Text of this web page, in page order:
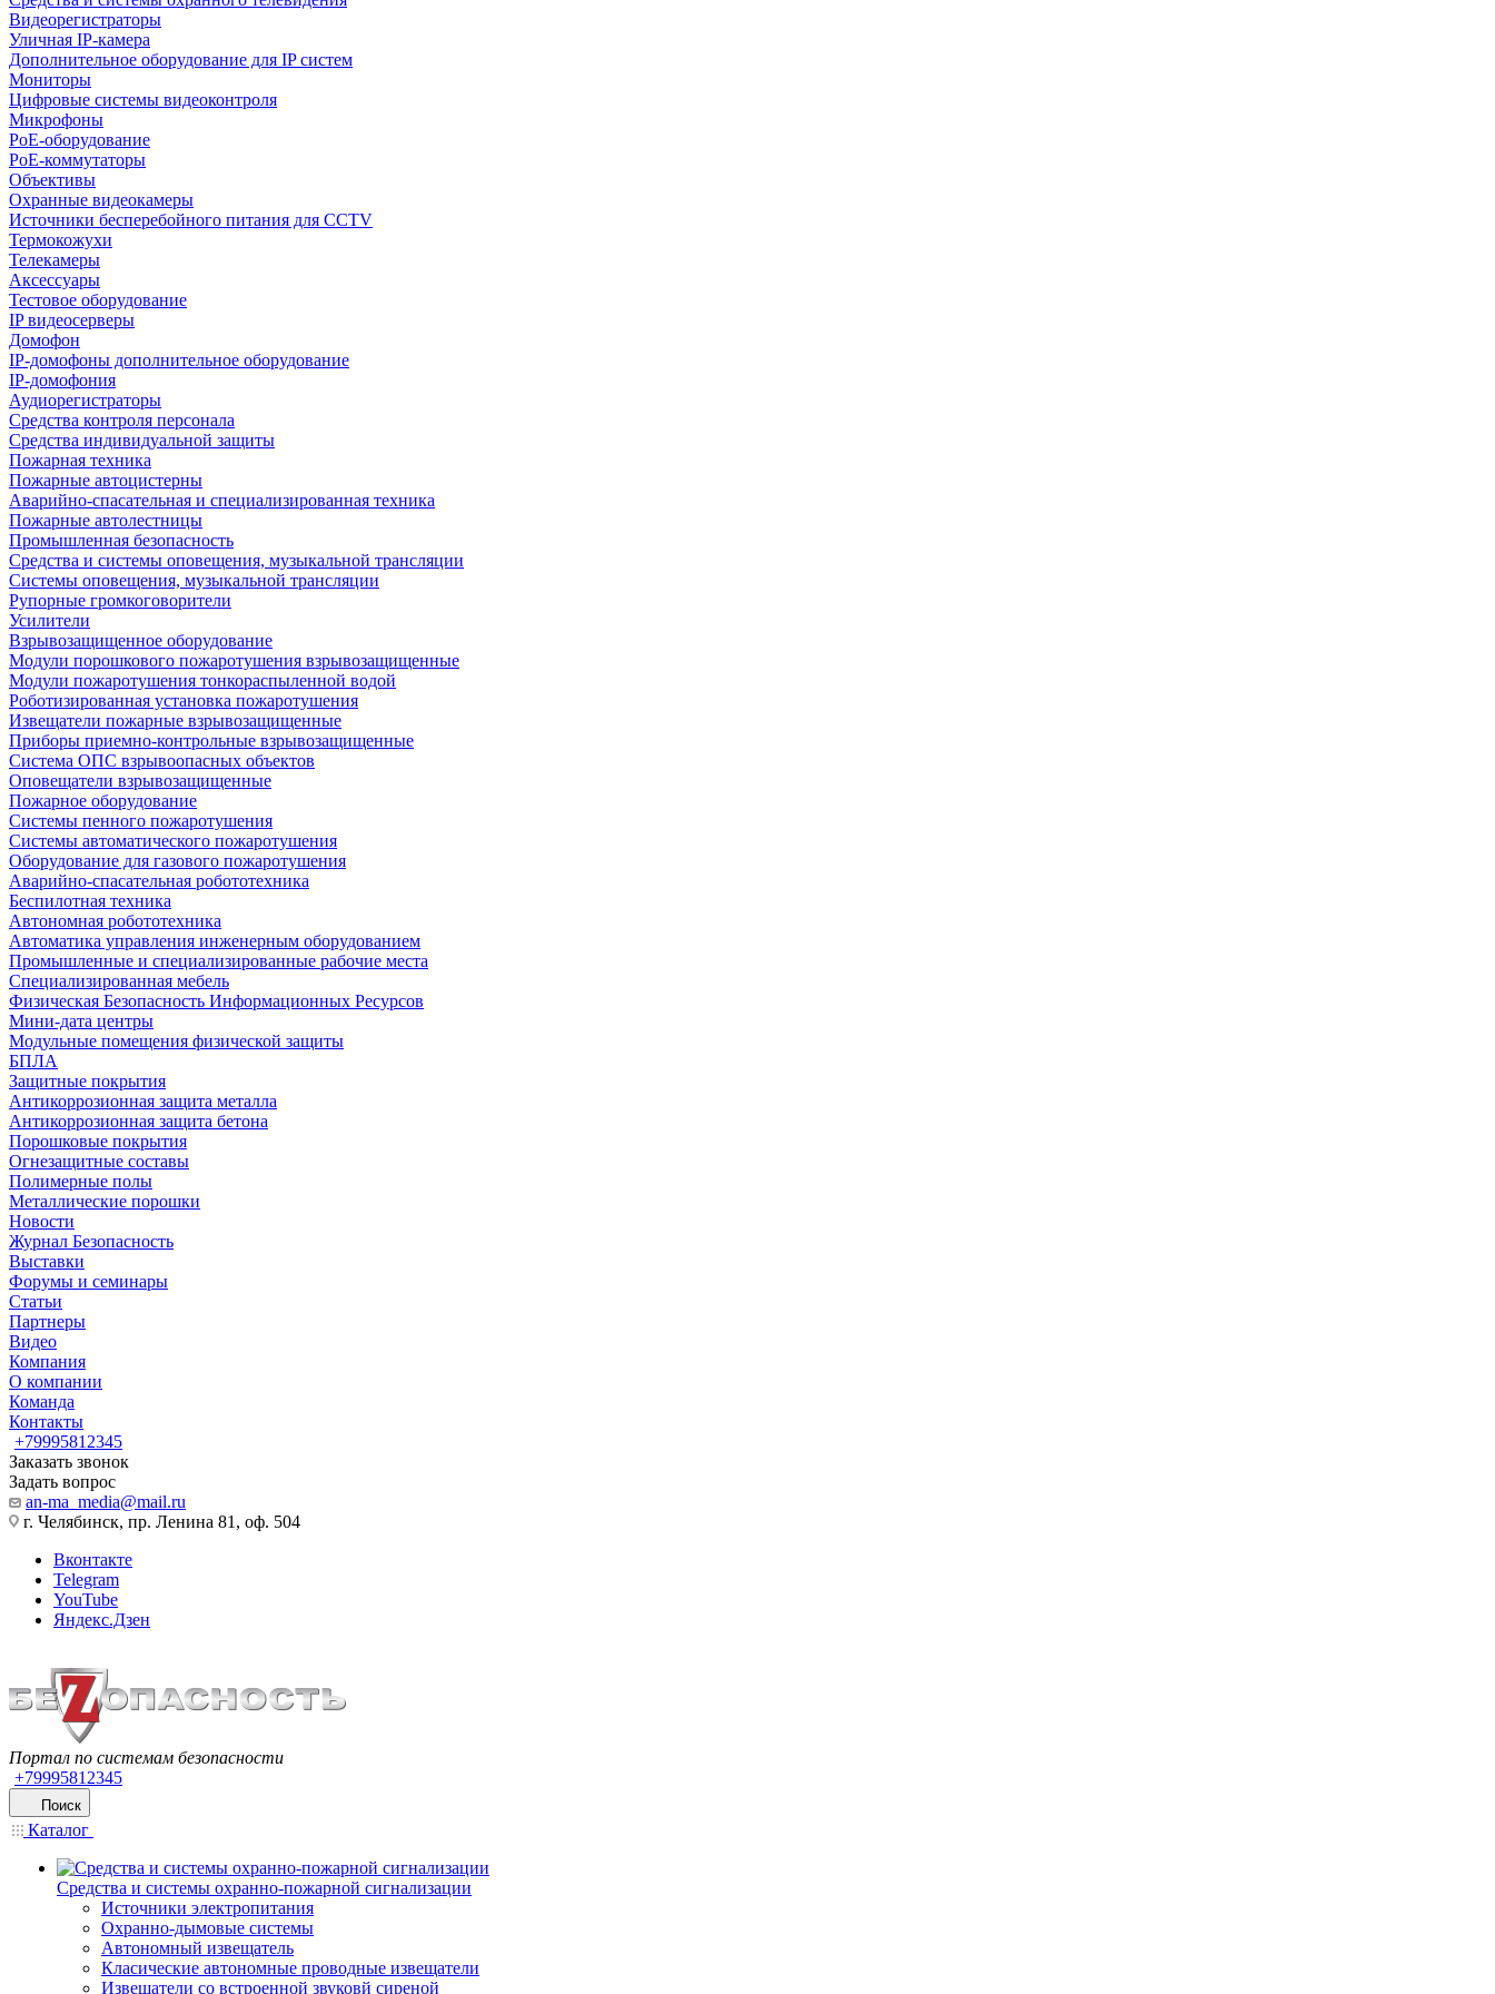
Видеорегистраторы
Уличная IP-камера
Дополнительное оборудование для IP систем
Мониторы
Цифровые системы видеоконтроля
Микрофоны
PoE-оборудование
PoE-коммутаторы
Объективы
Охранные видеокамеры
Источники бесперебойного питания для CCTV
Термокожухи
Телекамеры
Аксессуары
Тестовое оборудование
IP видеосерверы
Домофон
IP-домофоны дополнительное оборудование
IP-домофония
Аудиорегистраторы
Средства контроля персонала
Средства индивидуальной защиты
Пожарная техника
Пожарные автоцистерны
Аварийно-спасательная и специализированная техника
Пожарные автолестницы
Промышленная безопасность
Средства и системы оповещения, музыкальной трансляции
Системы оповещения, музыкальной трансляции
Рупорные громкоговорители
Усилители
Взрывозащищенное оборудование
Модули порошкового пожаротушения взрывозащищенные
Модули пожаротушения тонкораспыленной водой
Роботизированная установка пожаротушения
Извещатели пожарные взрывозащищенные
Приборы приемно-контрольные взрывозащищенные
Система ОПС взрывоопасных объектов
Оповещатели взрывозащищенные
Пожарное оборудование
Системы пенного пожаротушения
Системы автоматического пожаротушения
Оборудование для газового пожаротушения
Аварийно-спасательная робототехника
Беспилотная техника
Автономная робототехника
Автоматика управления инженерным оборудованием
Промышленные и специализированные рабочие места
Специализированная мебель
Физическая Безопасность Информационных Ресурсов
Мини-дата центры
Модульные помещения физической защиты
БПЛА
Защитные покрытия
Антикоррозионная защита металла
Антикоррозионная защита бетона
Порошковые покрытия
Огнезащитные составы
Полимерные полы
Металлические порошки
Новости
Журнал Безопасность
Выставки
Форумы и семинары
Статьи
Партнеры
Видео
Компания
О компании
Команда
Контакты
+79995812345
Заказать звонок
Задать вопрос
an-ma_media@mail.ru
г. Челябинск, пр. Ленина 81, оф. 504
Вконтакте
Telegram
YouTube
Яндекс.Дзен
Портал по системам безопасности
+79995812345
Поиск
Каталог
Средства и системы охранно-пожарной сигнализации
Источники электропитания
Охранно-дымовые системы
Автономный извещатель
Класические автономные проводные извещатели
Извещатели со встроенной звуковй сиреной